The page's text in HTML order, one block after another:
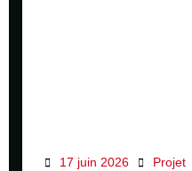
17 juin 2026 Projet